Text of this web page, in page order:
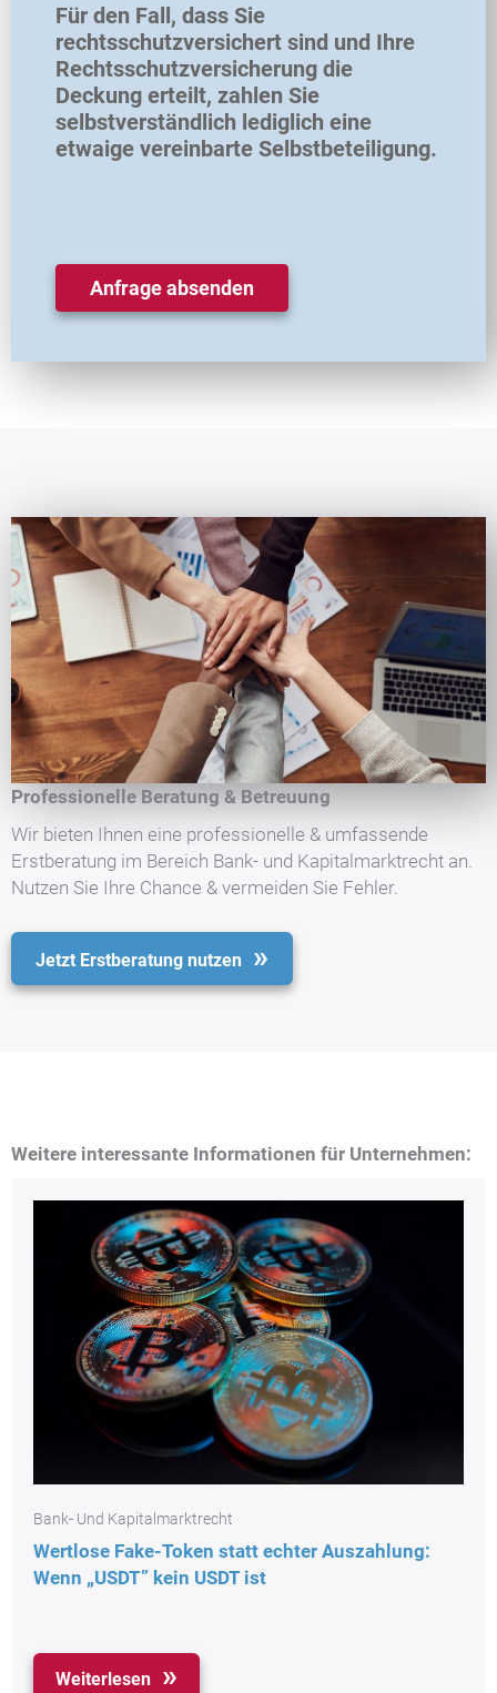
Für den Fall, dass Sie
rechtsschutzversichert sind und Ihre
Rechtsschutzversicherung die
Deckung erteilt, zahlen Sie
selbstverständlich lediglich eine
etwaige vereinbarte Selbstbeteiligung.
Anfrage absenden
Professionelle Beratung & Betreuung
Wir bieten Ihnen eine professionelle & umfassende
Erstberatung im Bereich Bank- und Kapitalmarktrecht an.
Nutzen Sie Ihre Chance & vermeiden Sie Fehler.
Jetzt Erstberatung nutzen
Weitere interessante Informationen für Unternehmen:
Bank- Und Kapitalmarktrecht
Wertlose Fake-Token statt echter Auszahlung:
Wenn „USDT” kein USDT ist
Weiterlesen